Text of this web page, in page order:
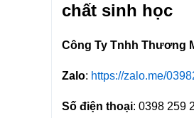
chất sinh học
Công Ty Tnhh Thương
Zalo: https://zalo.me/
Số điện thoại: 0398 259